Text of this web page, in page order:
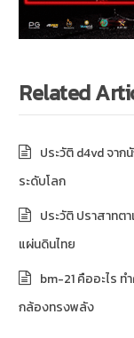
Related
ประวัติ d4vd จา
ระดับโลก
ประวัติ ปราสาทต
แผ่นดินไทย
bm-21 คืออะไร
กล้องทรงพลัง